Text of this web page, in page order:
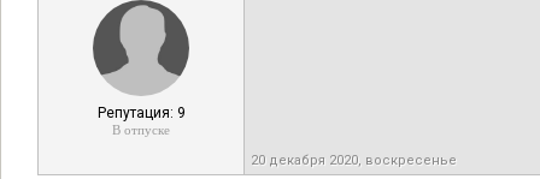
Репутация: 9
В отпуске
20 декабря 2020, воскресенье